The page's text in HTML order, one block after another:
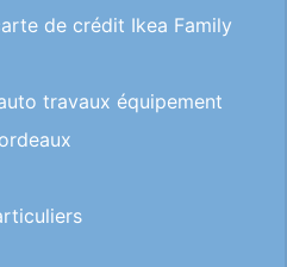
de crédit Ikea Family
travaux équipement